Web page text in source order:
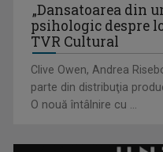
CM 2026: Franța,
„Dansatoarea din
psihologic despre
TVR Cultural
Clive Owen, Andrea
parte din distribuţia
O nouă întâlnire cu ...